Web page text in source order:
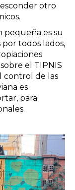
otro
pequeña es su
por todos lados,
el TIPNIS
control de las
es
para